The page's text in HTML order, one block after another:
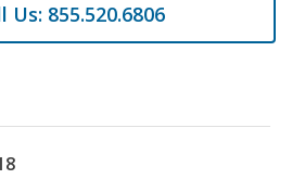
Us: 855.520.6806